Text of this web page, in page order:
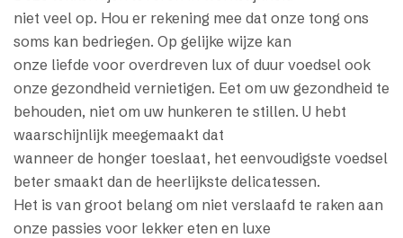
niet veel op. Hou er rekening mee dat onze tong ons
soms kan bedriegen. Op gelijke wijze kan
onze liefde voor overdreven lux of duur voedsel ook
onze gezondheid vernietigen. Eet om uw gezondheid te
behouden, niet om uw hunkeren te stillen. U hebt
waarschijnlijk meegemaakt dat
wanneer de honger toeslaat, het eenvoudigste voedsel
beter smaakt dan de heerlijkste delicatessen.
Het is van groot belang om niet verslaafd te raken aan
onze passies voor lekker eten en luxe